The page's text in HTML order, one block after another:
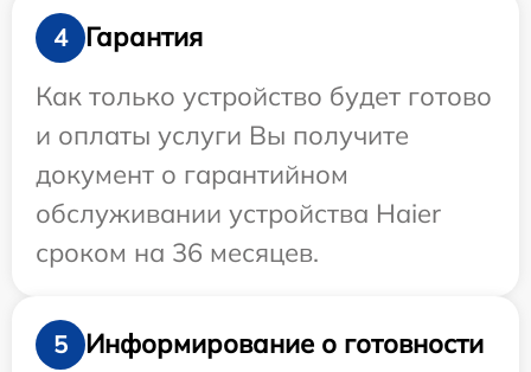
4
Гарантия
Как только устройство будет готово
и оплаты услуги Вы получите
документ о гарантийном
обслуживании устройства Haier
сроком на 36 месяцев.
5
Информирование о готовности